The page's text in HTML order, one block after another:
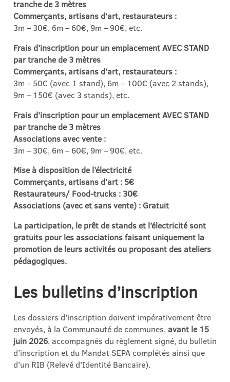
tranche de 3 mètres
Commerçants, artisans d’art, restaurateurs :
3m – 30€, 6m – 60€, 9m – 90€, etc.
Frais d’inscription pour un emplacement AVEC STAND
par tranche de 3 mètres
Commerçants, artisans d’art, restaurateurs :
3m – 50€ (avec 1 stand), 6m – 100€ (avec 2 stands),
9m – 150€ (avec 3 stands), etc.
Frais d’inscription pour un emplacement AVEC STAND
par tranche de 3 mètres
Associations avec vente :
3m – 30€, 6m – 60€, 9m – 90€, etc.
Mise à disposition de l’électricité
Commerçants, artisans d’art : 5€
Restaurateurs/ Food-trucks : 30€
Associations (avec et sans vente) : Gratuit
La participation, le prêt de stands et l’électricité sont
gratuits pour les associations faisant uniquement la
promotion de leurs activités ou proposant des ateliers
pédagogiques.
Les bulletins d’inscription
Les dossiers d’inscription doivent impérativement être
envoyés, à la Communauté de communes, avant le 15
juin 2026, accompagnés du règlement signé, du bulletin
d’inscription et du Mandat SEPA complétés ainsi que
d’un RIB (Relevé d’Identité Bancaire).